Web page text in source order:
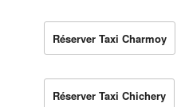
Réserver Taxi Charmoy
Réserver Taxi Chichery